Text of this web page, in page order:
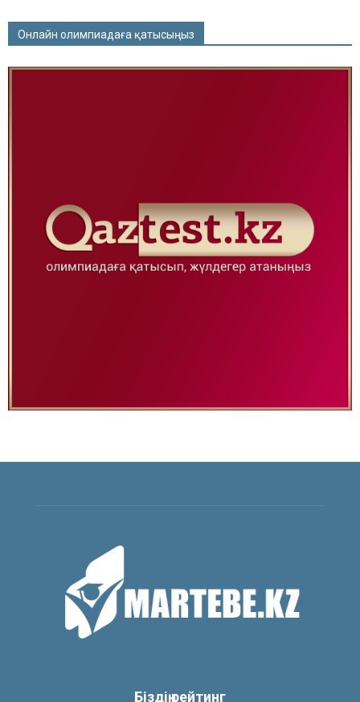
Онлайн олимпиадаға қатысыңыз
Біздің рейтинг